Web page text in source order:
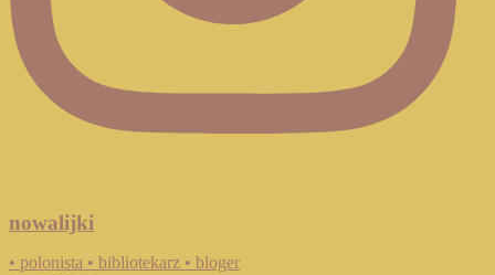
nowalijki
• polonista • bibliotekarz • bloger